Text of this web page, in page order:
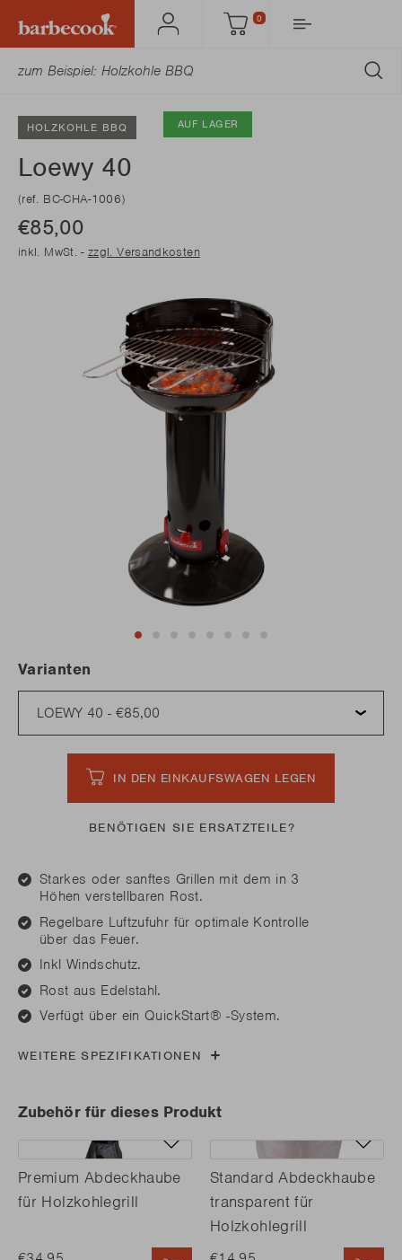
Mein
Einkaufswagen
0
HOLZKOHLE BBQ AUF LAGER
Loewy 40
(ref. BC-CHA-1006)
€85,00
inkl. MwSt. -zzgl. Versandkosten
Varianten
IN DEN EINKAUFSWAGEN LEGEN
BENÖTIGEN SIE ERSATZTEILE?
Starkes oder sanftes Grillen mit dem in 3
Höhen verstellbaren Rost.
Regelbare Luftzufuhr für optimale Kontrolle
über das Feuer.
Inkl Windschutz.
Rost aus Edelstahl.
Verfügt über ein QuickStart® -System.
WEITERE SPEZIFIKATIONEN
Zubehör für dieses Produkt
Premium Abdeckhaube
für Holzkohlegrill
Standard Abdeckhaube
transparent für
Holzkohlegrill